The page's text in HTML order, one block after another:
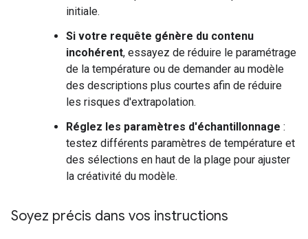
initiale.
Si votre requête génère du contenu
incohérent, essayez de réduire le paramétrage
de la température ou de demander au modèle
des descriptions plus courtes afin de réduire
les risques d'extrapolation.
Réglez les paramètres d'échantillonnage :
testez différents paramètres de température et
des sélections en haut de la plage pour ajuster
la créativité du modèle.
Soyez précis dans vos instructions